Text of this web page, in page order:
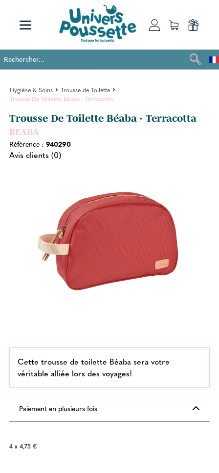
Hygiène & Soins
Trousse de Toilette
Trousse De Toilette Béaba - Terracotta
Trousse De Toilette Béaba - Terracotta
BEABA
Référence : 940290
Avis clients (0)
Cette trousse de toilette Béaba sera votre
véritable alliée lors des voyages!
Paiement en plusieurs fois
4 x 4,75 €